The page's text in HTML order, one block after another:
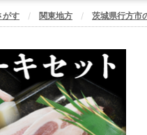
がす 関東地方 茨城県行方市